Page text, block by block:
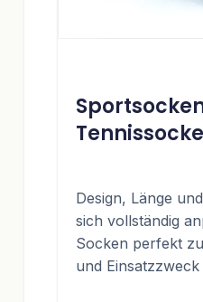
Design, Länge
sich vollständig
Socken perfekt
und Einsatzzweck